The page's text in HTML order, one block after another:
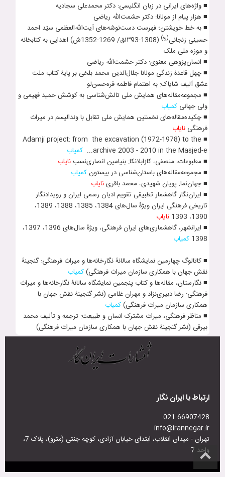
■ واژه‌های ایرانی در زبان انگلیسی: دکتر محمدعلی سجادیه
■ هزار پیام از مول‍انا: دکتر حشمت­‌الله ریاضی
■ به خط خویشتن؛ فهرست دست‌نوشه‌های آیت‌الله‌العظمی سیّد احمد
حسینی زنجانی(ره)
(1308-١٣93ق/ 1269-1352ش) اهدایی به کتابخانه
و موزه ملی ملک
■ انسان­‌پژوهی معنوی: دکتر حشمت­‌الله ریاضی
■ چهل قاعدۀ زندگی مول‍انا جل‍ال‌الدین محمد بلخی بر پایۀ کتاب ملت
عشق آلیف شایاک: به اهتمام فاطمه قره‌حسن‌لو
■ مجموعه‌مقاله‌های همایش ملی تالش‌شناسی به کوشش حمید فهیمی و
ولی جهانی کمیاب
■ چکیده‌مقاله‌های نخستین همایش ملی تقابل با وندالیسم در میراث
فرهنگی نایاب
■ Adamji project: from the excavation (1972-1978) to the
archive 2003 - 2010 in the Masjed-e...
کمیاب
■ مطبوعات، منصفی، کازابلانکا: بنیامین انصاری­‌نسبنایاب
■ مجموعه‌مقاله‌های باستان­‌شناسی در بیستونکمیاب
■ جهان­‌نما: پویان شهیدی، محمد باقرینایاب
■ ایران­‌نگار گاهشمار تطبیقی تقویم ادیان رسمی ایران و رویدادنگار
تاریخی فرهنگی ایران ویژۀ سال‌های 1384، 1385، 1388، 1389،
1390، 1393
نایاب
■ ایرانشهر، گاهشماری‌های ایران فرهنگی، ویژۀ سال‌های 1396، 1397،
1398 کمیاب
■ کاتالوگ چهارمین نمایشگاه سال‍انۀ نگارخانه‌ها و میراث فرهنگی: گنجینۀ
نقش جهان با همکاری سازمان میراث فرهنگی)کمیاب
■ نگارستان، مقاله‌ها و کتاب پنجمین نمایشگاه سال‍انۀ نگارخانه‌ها و میراث
فرهنگی: رضا دبیری­‌نژاد و مهران غل‍امی (نشر گنجینۀ نقش جهان با
همکاری سازمان میراث فرهنگی)کمیاب
■ مناظر فرهنگی، میراث مشترک انسان و طبیعت: ترجمه و تألیف محمد
بیرقی (نشر گنجینۀ نقش جهان با همکاری سازمان میراث فرهنگی)
ارتباط با ایران نگار
021-66907428
info@irannegar.ir
تهران - میدان انقلاب، ابتدای خیابان آزادی، کوچه جنتی (مترو)، پلاک 7،
واحد 7